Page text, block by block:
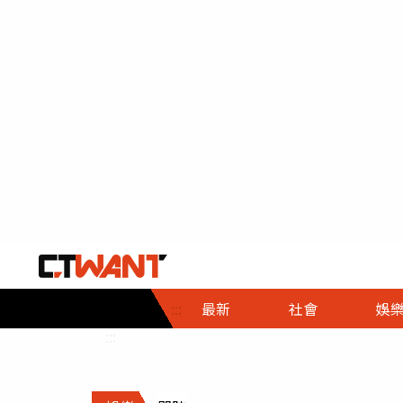
::: 最新 社會
社會首頁
時事
調查
娛樂
娛樂首頁
即時
財經首頁
熱線
政